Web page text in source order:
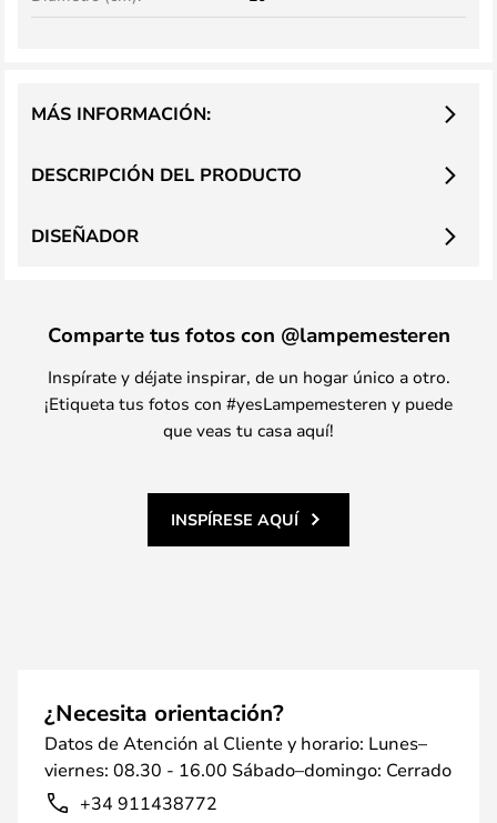
DESCRIPCIÓN DEL PRODUCTO
MÁS INFORMACIÓN:
DISEÑADOR
Comparte tus fotos con @lampemesteren
Inspírate y déjate inspirar, de un hogar único a otro.
¡Etiqueta tus fotos con #yesLampemesteren y puede
que veas tu casa aquí!
INSPÍRESE AQUÍ
¿Necesita orientación?
Datos de Atención al Cliente y horario: Lunes–
viernes: 08.30 - 16.00 Sábado–domingo: Cerrado
+34 911438772